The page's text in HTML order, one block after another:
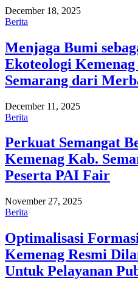
December 18, 2025
Berita
Menjaga Bumi
Ekoteologi
Semarang dari
December 11, 2025
Berita
Perkuat Semangat
Kemenag Kab.
Peserta PAI Fair
November 27, 2025
Berita
Optimalisasi
Kemenag Resmi
Untuk Pelayanan